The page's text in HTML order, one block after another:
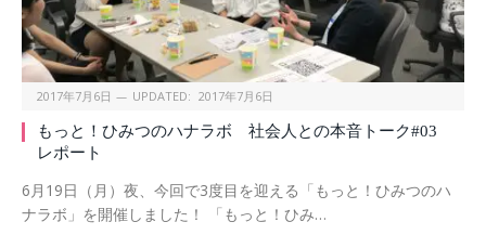
2017年7月6日 UPDATED: 2017年7月6日
もっと！ひみつのハナラボ 社会人との本音トーク#03
レポート
6月19日（月）夜、今回で3度目を迎える「もっと！ひみつのハ
ナラボ」を開催しました！ 「もっと！ひみ…